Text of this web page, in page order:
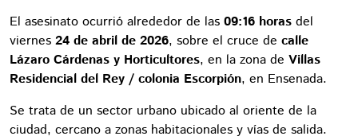
El asesinato ocurrió alrededor de las 09:16 horas del
viernes 24 de abril de 2026, sobre el cruce de calle
Lázaro Cárdenas y Horticultores, en la zona de Villas
Residencial del Rey / colonia Escorpión, en Ensenada.
Se trata de un sector urbano ubicado al oriente de la
ciudad, cercano a zonas habitacionales y vías de salida.